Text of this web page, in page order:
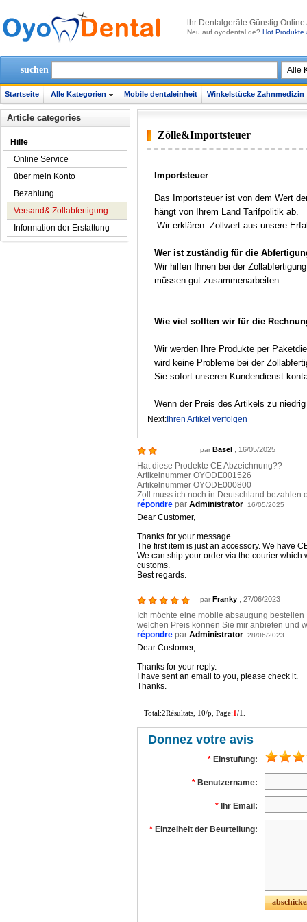
lhr Dentalgeräte Günstig
Neu auf oyodental.de? Hot Produkte
suchen
Startseite Alle Kategorien Mobile dentaleinheit Winkelstücke Zahnmedizin
Article categories
Hilfe
Online Service
über mein Konto
Bezahlung
Versand& Zollabfertigung
Information der Erstattung
Zölle&Importsteuer
Importsteuer
Das Importsteuer ist von dem Wert
hängt von Ihrem Land Tarifpolitik ab.
Wir erklären Zollwert aus unsere
Wer ist zuständig für die
Wir hilfen Ihnen bei der
müssen gut zusammenarbeiten..
Wie viel sollten wir für die
Wir werden Ihre Produkte per
wird keine Probleme bei der
Sie sofort unseren Kundendienst
Wenn der Preis des Artikels zu
Next: Ihren Artikel verfolgen
par Basel , 16/05/2025
Hat diese Prodekte CE Abzeichnung??
Artikelnummer OYODE001526
Artikelnummer OYODE000800
Zoll muss ich noch in Deutschland bezahlen
répondre par Administrator 16/05/2025
Dear Customer,
Thanks for your message.
The first item is just an accessory. We have
We can ship your order via the courier
customs.
Best regards.
par Franky , 27/06/2023
Ich möchte eine mobile absaugung bestellen
welchen Preis können Sie mir anbieten und
répondre par Administrator 28/06/2023
Dear Customer,
Thanks for your reply.
I have sent an email to you, please check it.
Thanks.
Total:2Résultats, 10/p, Page:1/1.
Donnez votre avis
* Einstufung:
* Benutzername:
* Ihr Email:
* Einzelheit der Beurteilung: